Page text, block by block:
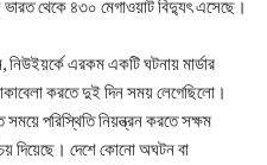
থেকে ৪৩০ মেগাওয়াট বিদ্যুৎ এসেছে।
নিউইয়র্কে এরকম একটি ঘটনায় মার্ডার
করতে দুই দিন সময় লেগেছিলো।
পরিস্থিতি নিয়ন্ত্রন করতে সক্ষম
দিয়েছে। দেশে কোনো অঘটন বা